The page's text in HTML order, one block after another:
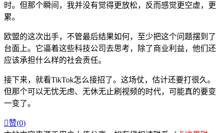
时。但那个瞬间，我并没有觉得更放松，反而感觉更空虚，更
累。
欧盟的这次出手，不管最后结果如何，至少把这个问题摆到了
台面上。它逼着这些科技公司去思考，除了商业利益，他们还
应该承担什么样的社会责任。
接下来，就看TikTok怎么接招了。这场仗，估计还要打很久。
但那个可以无忧无虑、无休无止刷视频的时代，可能真的要变
一变了。
赞(0)